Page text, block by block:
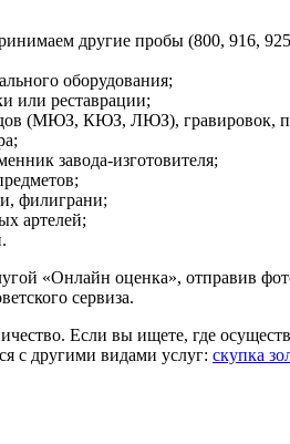
другие пробы (800, 916,
оборудования;
или реставрации;
(МЮЗ, КЮЗ, ЛЮЗ), гравировок,
завода-изготовителя;
филиграни;
артелей;
«Онлайн оценка», отправив
сервиза.
Если вы ищете, где
с другими видами услуг: скупка